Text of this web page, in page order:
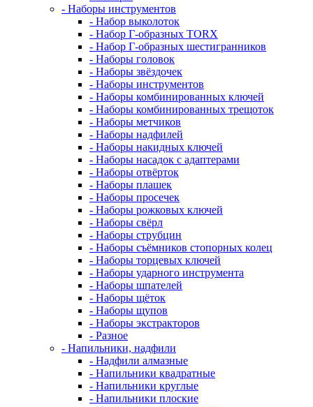
- Наборы инструментов
- Набор выколоток
- Набор Г-образных TORX
- Набор Г-образных шестигранников
- Наборы головок
- Наборы звёздочек
- Наборы инструментов
- Наборы комбинированных ключей
- Наборы комбинированных трещоток
- Наборы метчиков
- Наборы надфилей
- Наборы накидных ключей
- Наборы насадок с адаптерами
- Наборы отвёрток
- Наборы плашек
- Наборы просечек
- Наборы рожковых ключей
- Наборы свёрл
- Наборы струбцин
- Наборы съёмников стопорных колец
- Наборы торцевых ключей
- Наборы ударного инструмента
- Наборы шпателей
- Наборы щёток
- Наборы щупов
- Наборы экстракторов
- Разное
- Напильники, надфили
- Надфили алмазные
- Напильники квадратные
- Напильники круглые
- Напильники плоские